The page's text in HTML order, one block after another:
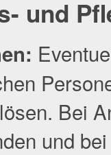
und
Bei
und